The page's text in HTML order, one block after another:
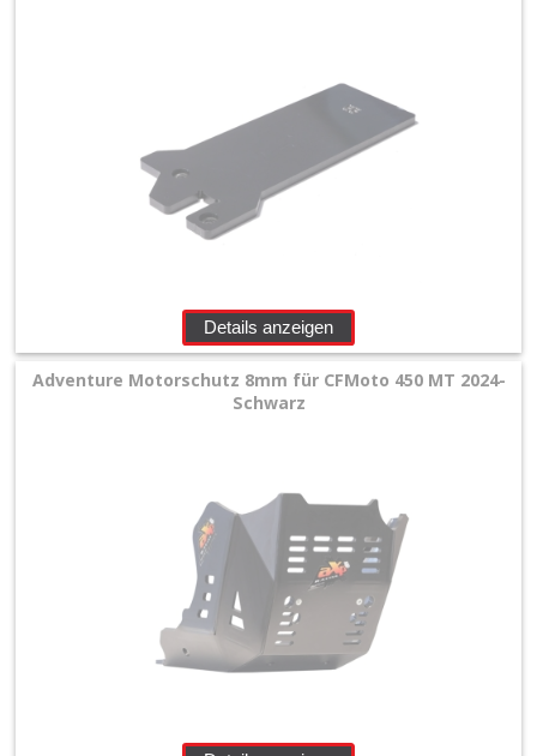
Details anzeigen
Adventure Motorschutz 8mm für CFMoto 450 MT 2024-
Schwarz